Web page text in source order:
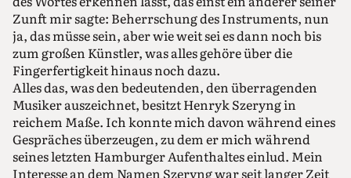
Zunft mir sagte: Beherrschung des Instruments, nun
ja, das müsse sein, aber wie weit sei es dann noch bis
zum großen Künstler, was alles gehöre über die
Fingerfertigkeit hinaus noch dazu.
Alles das, was den bedeutenden, den überragenden
Musiker auszeichnet, besitzt Henryk Szeryng in
reichem Maße. Ich konnte mich davon während eines
Gespräches überzeugen, zu dem er mich während
seines letzten Hamburger Aufenthaltes einlud. Mein
Interesse an dem Namen Szeryng war seit langer Zeit